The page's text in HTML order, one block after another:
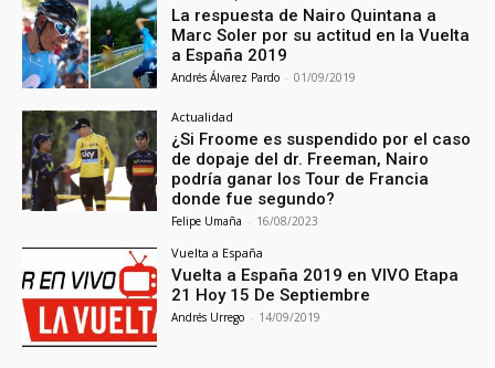
La respuesta de Nairo Quintana a
Marc Soler por su actitud en la Vuelta
a España 2019
Andrés Álvarez Pardo - 01/09/2019
Actualidad
¿Si Froome es suspendido por el caso
de dopaje del dr. Freeman, Nairo
podría ganar los Tour de Francia
donde fue segundo?
Felipe Umaña - 16/08/2023
Vuelta a España
Vuelta a España 2019 en VIVO Etapa
21 Hoy 15 De Septiembre
Andrés Urrego - 14/09/2019